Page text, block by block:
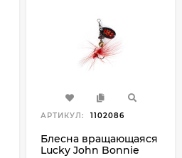
АРТИКУЛ: 1102086
Блесна вращающаяся
Lucky John Bonnie